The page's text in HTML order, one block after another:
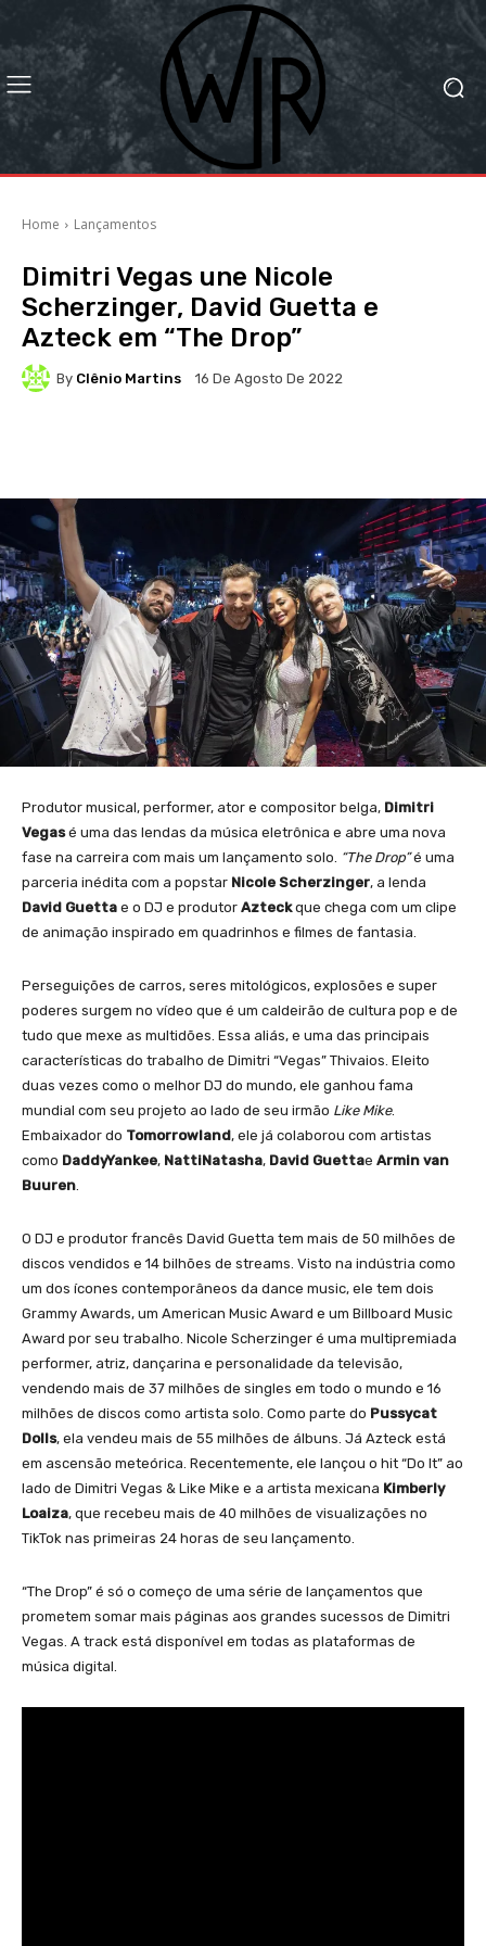
Home Lançamentos
Dimitri Vegas une Nicole
Scherzinger, David Guetta e
Azteck em “The Drop”
By Clênio Martins 16 De Agosto De 2022
Produtor musical, performer, ator e compositor belga, Dimitri
Vegasé uma das lendas da música eletrônica e abre uma nova
fase na carreira com mais um lançamento solo. “The Drop”é uma
parceria inédita com a popstar Nicole Scherzinger, a lenda
David Guetta e o DJ e produtor Azteckque chega com um clipe
de animação inspirado em quadrinhos e filmes de fantasia.
Perseguições de carros, seres mitológicos, explosões e super
poderes surgem no vídeo que é um caldeirão de cultura pop e de
tudo que mexe as multidões. Essa aliás, e uma das principais
características do trabalho de Dimitri “Vegas” Thivaios. Eleito
duas vezes como o melhor DJ do mundo, ele ganhou fama
mundial com seu projeto ao lado de seu irmão Like Mike.
Embaixador do Tomorrowland, ele já colaborou com artistas
como DaddyYankee, NattiNatasha, David Guettae Armin van
Buuren.
O DJ e produtor francês David Guetta tem mais de 50 milhões de
discos vendidos e 14 bilhões de streams. Visto na indústria como
um dos ícones contemporâneos da dance music, ele tem dois
Grammy Awards, um American Music Award e um Billboard Music
Award por seu trabalho. Nicole Scherzinger é uma multipremiada
performer, atriz, dançarina e personalidade da televisão,
vendendo mais de 37 milhões de singles em todo o mundo e 16
milhões de discos como artista solo. Como parte do Pussycat
Dolls, ela vendeu mais de 55 milhões de álbuns. Já Azteck está
em ascensão meteórica. Recentemente, ele lançou o hit “Do It” ao
lado de Dimitri Vegas & Like Mike e a artista mexicana Kimberly
Loaiza, que recebeu mais de 40 milhões de visualizações no
TikTok nas primeiras 24 horas de seu lançamento.
“The Drop” é só o começo de uma série de lançamentos que
prometem somar mais páginas aos grandes sucessos de Dimitri
Vegas. A track está disponível em todas as plataformas de
música digital.